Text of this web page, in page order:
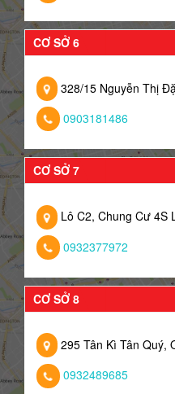
CƠ SỞ 6
328/15 Nguyễn Thị
0903181486
CƠ SỞ 7
Lô C2, Chung Cư
0932377972
CƠ SỞ 8
295 Tân Kì Tân Quý,
0932489685